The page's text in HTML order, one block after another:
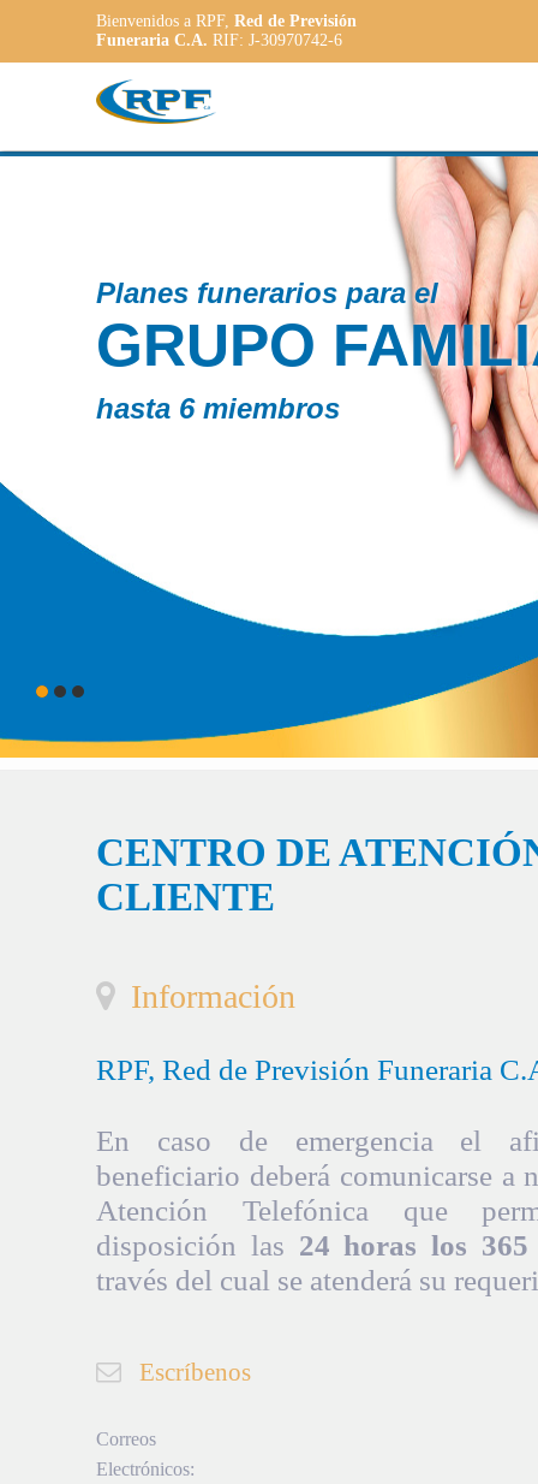
Bienvenidos a RPF, Red de Previsión
Funeraria C.A. RIF: J-30970742-6
a las
CENTRO DE
CLIENTE
Información
RPF, Red de Previsión Funeraria
En caso de emergencia el
beneficiario deberá comunicarse a
Atención Telefónica que
disposición las 24 horas los
través del cual se atenderá su
Escríbenos
Correos
Electrónicos: